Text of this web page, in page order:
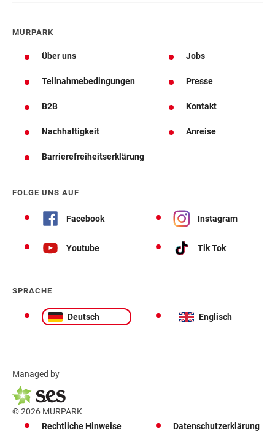
MURPARK
Über uns Jobs
Teilnahmebedingungen Presse
B2B Kontakt
Nachhaltigkeit Anreise
Barrierefreiheitserklärung
FOLGE UNS AUF
Facebook Instagram
Youtube Tik Tok
SPRACHE
Deutsch Englisch
Managed by
© 2026 MURPARK
Rechtliche Hinweise
Datenschutzerklärung